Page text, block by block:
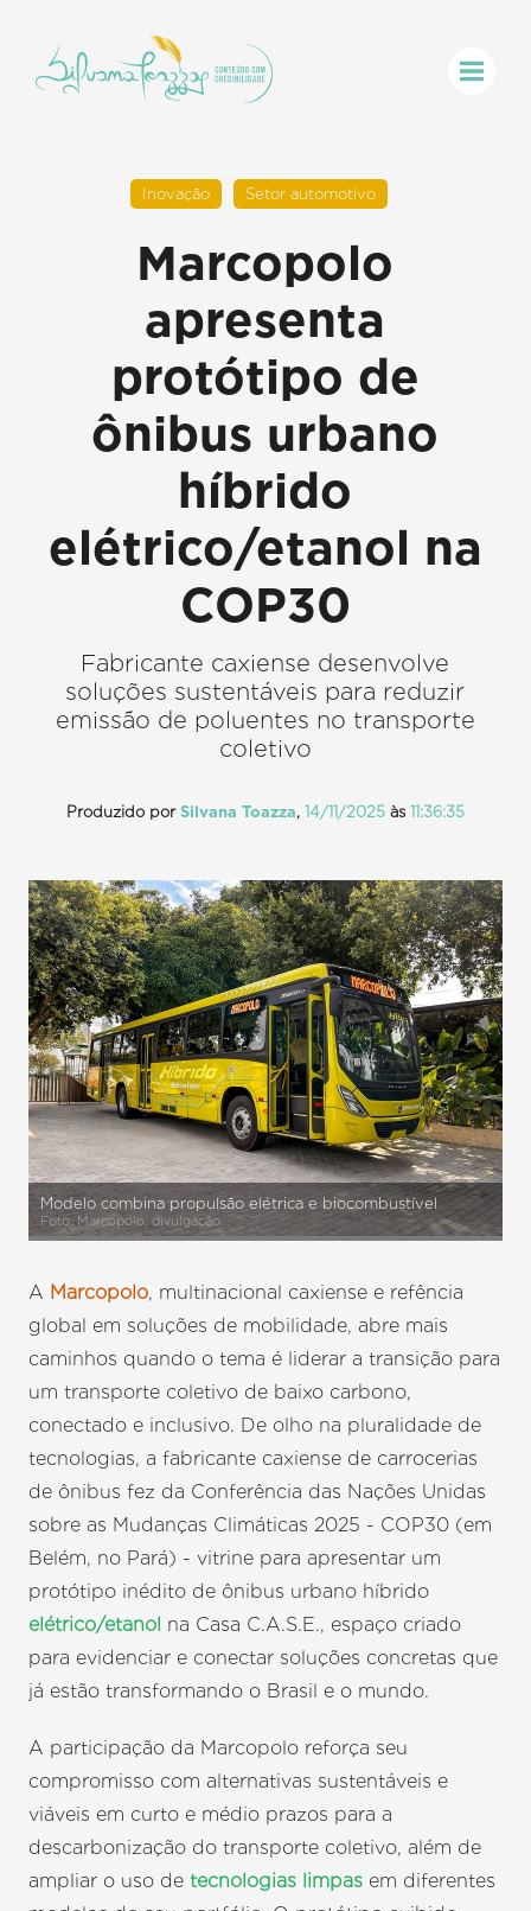
Inovação Setor automotivo
Marcopolo
apresenta
protótipo de
ônibus urbano
híbrido
elétrico/etanol na
COP30
Fabricante caxiense desenvolve
soluções sustentáveis para reduzir
emissão de poluentes no transporte
coletivo
Produzido por Silvana Toazza, 14/11/2025às 11:36:35
Modelo combina propulsão elétrica e biocombustível
Foto: Marcopolo, divulgação
A Marcopolo, multinacional caxiense e refência
global em soluções de mobilidade, abre mais
caminhos quando o tema é liderar a transição para
um transporte coletivo de baixo carbono,
conectado e inclusivo. De olho na pluralidade de
tecnologias, a fabricante caxiense de carrocerias
de ônibus fez da Conferência das Nações Unidas
sobre as Mudanças Climáticas 2025 - COP30 (em
Belém, no Pará) - vitrine para apresentar um
protótipo inédito de ônibus urbano híbrido
elétrico/etanol na Casa C.A.S.E., espaço criado
para evidenciar e conectar soluções concretas que
já estão transformando o Brasil e o mundo.
A participação da Marcopolo reforça seu
compromisso com alternativas sustentáveis e
viáveis em curto e médio prazos para a
descarbonização do transporte coletivo, além de
ampliar o uso de tecnologias limpas em diferentes